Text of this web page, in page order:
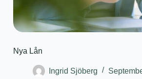
Nya Lån
Ingrid Sjöberg